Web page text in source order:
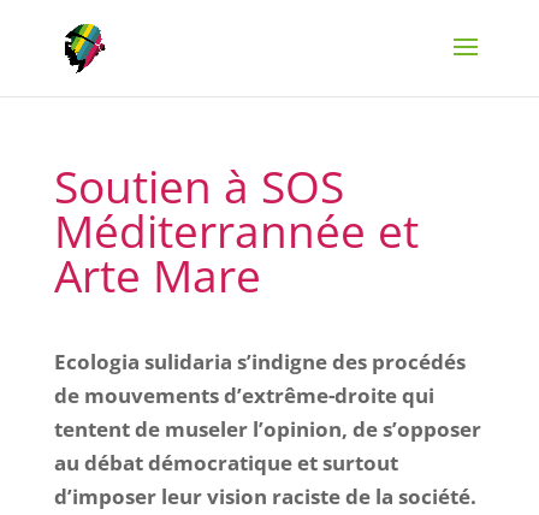
Soutien à SOS
Méditerrannée et
Arte Mare
Ecologia sulidaria s’indigne des procédés
de mouvements d’extrême-droite qui
tentent de museler l’opinion, de s’opposer
au débat démocratique et surtout
d’imposer leur vision raciste de la société.